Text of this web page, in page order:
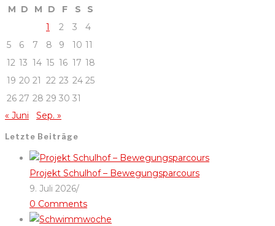
M D M D F S
S
1
2 3
4
5
6 7 8 9 10 11
12 13 14 15 16 17 18
19 20 21 22 23 24 25
26 27 28 29 30 31
« Juni
Sep. »
Letzte Beiträge
Projekt Schulhof – Bewegungsparcours
9. Juli 2026/
0 Comments